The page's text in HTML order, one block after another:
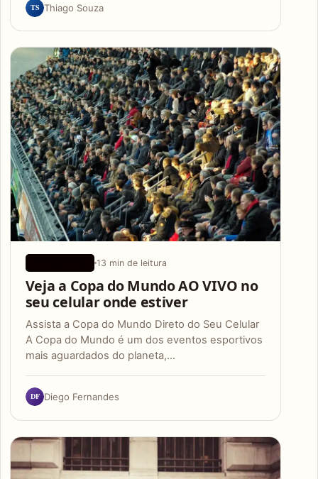
TS Thiago Souza
13 min de leitura
Veja a Copa do Mundo AO VIVO no
seu celular onde estiver
Assista a Copa do Mundo Direto do Seu Celular
A Copa do Mundo é um dos eventos esportivos
mais aguardados do planeta,…
DF Diego Fernandes